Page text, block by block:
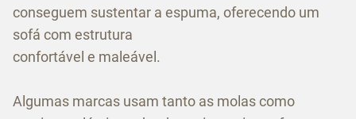
conseguem sustentar a espuma, oferecendo um
sofá com estrutura
confortável e maleável.
Algumas marcas usam tanto as molas como